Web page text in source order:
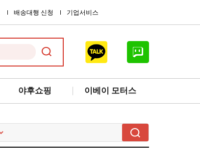
배송대행 신청 기업서비스
야후쇼핑 이베이 모터스